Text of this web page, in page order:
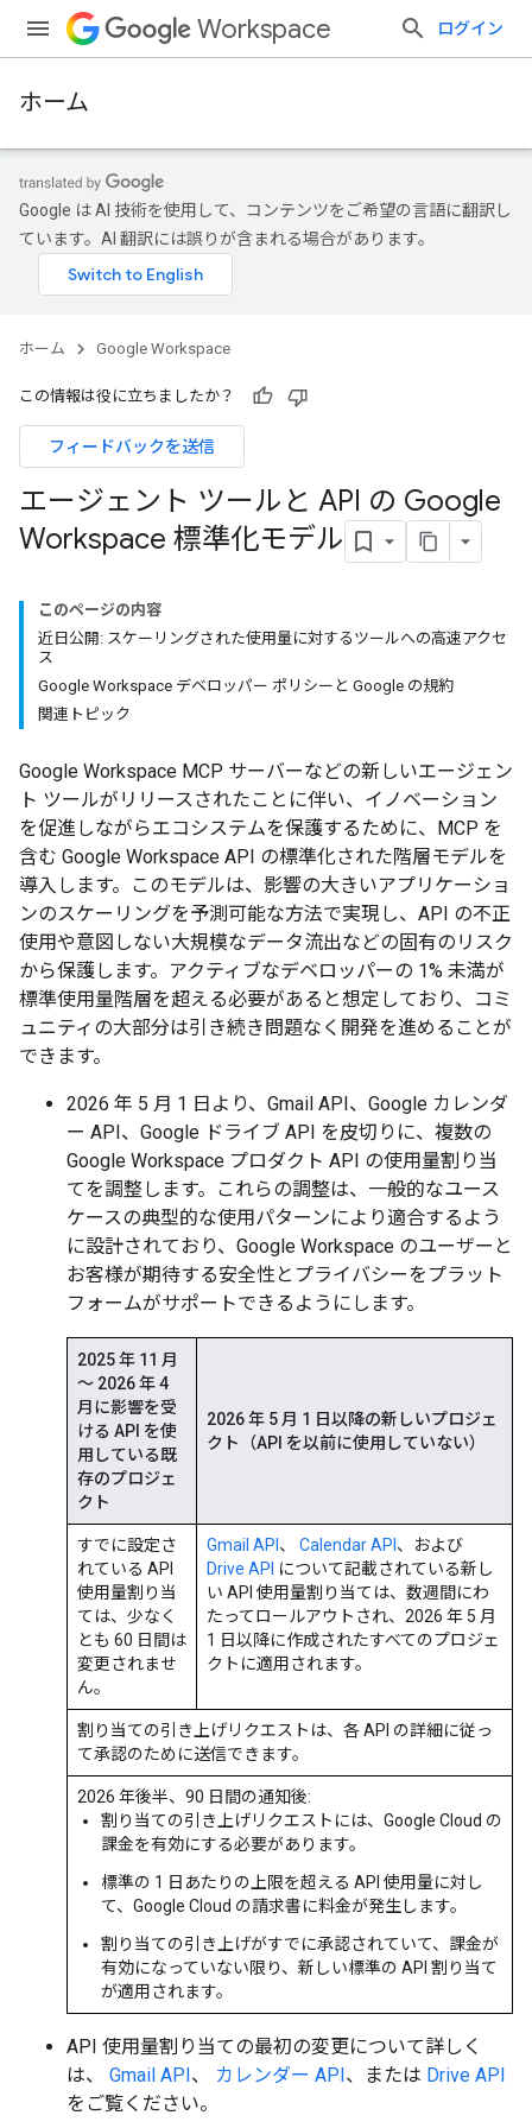
Workspace ログイン
ホーム
Google は AI 技術を使用して、コンテンツをご希望の言語に翻訳し
ています。AI 翻訳には誤りが含まれる場合があります。
ホーム Google Workspace
この情報は役に立ちましたか？
フィードバックを送信
エージェント ツールと API の Google
Workspace 標準化モデル
このページの内容
近日公開: スケーリングされた使用量に対するツールへの高速アクセ
ス
Google Workspace デベロッパー ポリシーと Google の規約
関連トピック
Google Workspace MCP サーバーなどの新しいエージェン
ト ツールがリリースされたことに伴い、イノベーション
を促進しながらエコシステムを保護するために、MCP を
含む Google Workspace API の標準化された階層モデルを
導入します。このモデルは、影響の大きいアプリケーショ
ンのスケーリングを予測可能な方法で実現し、API の不正
使用や意図しない大規模なデータ流出などの固有のリスク
から保護します。アクティブなデベロッパーの 1% 未満が
標準使用量階層を超える必要があると想定しており、コミ
ュニティの大部分は引き続き問題なく開発を進めることが
できます。
2026 年 5 月 1 日より、Gmail API、Google カレンダ
ー API、Google ドライブ API を皮切りに、複数の
Google Workspace プロダクト API の使用量割り当
てを調整します。これらの調整は、一般的なユース
ケースの典型的な使用パターンにより適合するよう
に設計されており、Google Workspace のユーザーと
お客様が期待する安全性とプライバシーをプラット
フォームがサポートできるようにします。
2025 年 11 月
～ 2026 年 4
月に影響を受
ける API を使
用している既
存のプロジェ
クト
2026 年 5 月 1 日以降の新しいプロジェ
クト（API を以前に使用していない）
すでに設定さ
れている API
使用量割り当
ては、少なく
とも 60 日間は
変更されませ
ん。
Gmail API 、 Calendar API 、および
Drive API について記載されている新し
い API 使用量割り当ては、数週間にわ
たってロールアウトされ、2026 年 5 月
1 日以降に作成されたすべてのプロジェ
クトに適用されます。
割り当ての引き上げリクエストは、各 API の詳細に従っ
て承認のために送信できます。
2026 年後半、90 日間の通知後:
割り当ての引き上げリクエストには、Google Cloud の
課金を有効にする必要があります。
標準の 1 日あたりの上限を超える API 使用量に対し
て、Google Cloud の請求書に料金が発生します。
割り当ての引き上げがすでに承認されていて、課金が
有効になっていない限り、新しい標準の API 割り当て
が適用されます。
API 使用量割り当ての最初の変更について詳しく
は、 Gmail API、 カレンダー API、または Drive API
をご覧ください。